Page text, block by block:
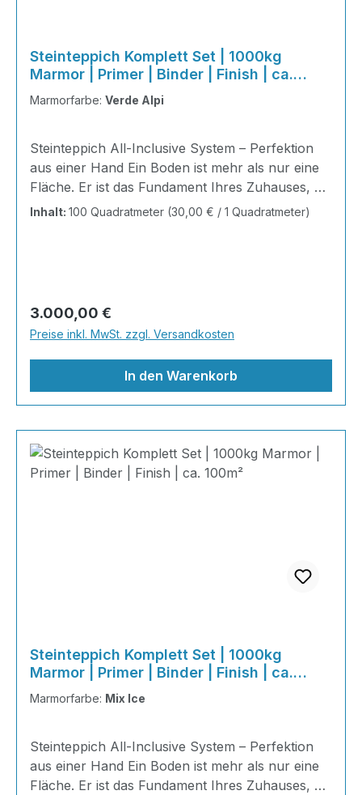
Steinteppich Komplett Set | 1000kg
Marmor | Primer | Binder | Finish | ca.
100m²
Marmorfarbe: Verde Alpi
Steinteppich All-Inclusive System – Perfektion
aus einer Hand Ein Boden ist mehr als nur eine
Fläche. Er ist das Fundament Ihres Zuhauses, die
Bühne Ihres Alltags, die Basis für jedes Gefühl
kompromisslos hochwertig. Wohnraum-
Steinteppich aus echtem italienischen
Naturmarmor – pflegeleicht, farbecht und
individuell in der Gestaltung!
Inhalt: 100 Quadratmeter (30,00 € / 1 Quadratmeter)
Regulärer Preis:
3.000,00 €
Preise inkl. MwSt. zzgl. Versandkosten
In den Warenkorb
Steinteppich Komplett Set | 1000kg
Marmor | Primer | Binder | Finish | ca.
100m²
Marmorfarbe: Mix Ice
Steinteppich All-Inclusive System – Perfektion
aus einer Hand Ein Boden ist mehr als nur eine
Fläche. Er ist das Fundament Ihres Zuhauses, die